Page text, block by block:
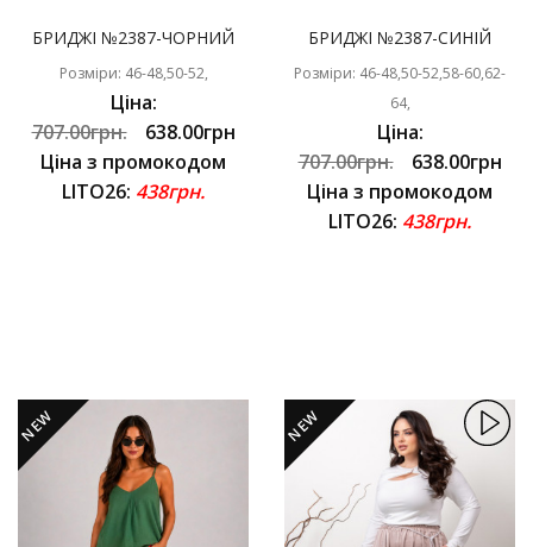
БРИДЖІ №2387-ЧОРНИЙ
Розміри: 46-48,50-52,
Ціна:
707.00грн.
638.00грн
Ціна з промокодом
LITO26: 438грн.
БРИДЖІ №2387-СИНІЙ
Розміри: 46-48,50-52,58-60,62-
64,
Ціна:
707.00грн.
638.00грн
Ціна з промокодом
LITO26: 438грн.
NEW NEW